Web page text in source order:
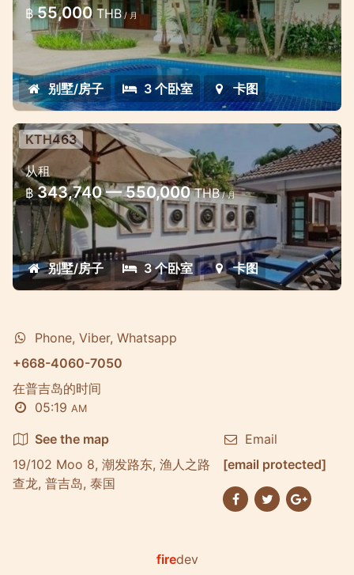
Cosy three bedroom pool house in the
gated estate near international schools
฿ 55,000 THB/ 月
别墅/房子 3 个卧室 卡图
Kathu Loch Palm Courtyard villa 3
Bedroom
Great holiday home for golf lovers, or
home away home for expats, central
location
KTH463
从租
฿ 343,740 — 550,000THB/ 月
别墅/房子 3 个卧室 卡图
Phone, Viber, Whatsapp
+668-4060-7050
在普吉岛的时间
05:19 AM
See the map
19/102 Moo 8, 潮发路东, 渔人之路
查龙, 普吉岛, 泰国
Email
[email protected]
firedev